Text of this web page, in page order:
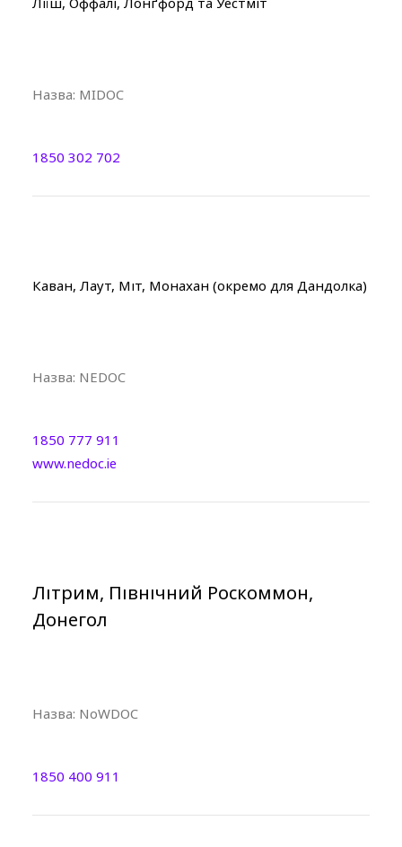
Назва: MIDOC
1850 302 702
Каван, Лаут, Міт, Монахан (окремо для Дандолка)
Назва: NEDOC
1850 777 911
www.nedoc.ie
Літрим, Північний Роскоммон,
Донегол
Назва: NoWDOC
1850 400 911